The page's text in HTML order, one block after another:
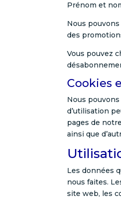
Prénom et
Nous
des
Vous pouvez
Cookies
Nous
d’utilisation
pages de
ainsi que
Les données
nous faites.
site web, les